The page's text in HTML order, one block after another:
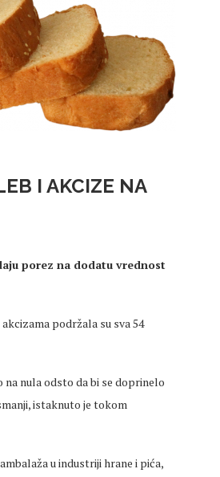
I AKCIZE NA
porez na dodatu vrednost
podržala su sva 54
na nula odsto da bi se doprinelo
istaknuto je tokom
u industriji hrane i pića,